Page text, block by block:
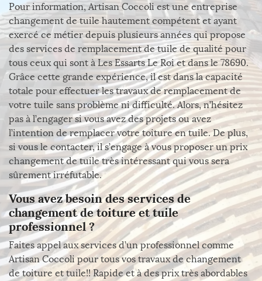
Pour information, Artisan Coccoli est une entreprise
changement de tuile hautement compétent et ayant
exercé ce métier depuis plusieurs années qui propose
des services de remplacement de tuile de qualité pour
tous ceux qui sont à Les Essarts Le Roi et dans le 78690.
Grâce cette grande expérience, il est dans la capacité
totale pour effectuer les travaux de remplacement de
votre tuile sans problème ni difficulté. Alors, n’hésitez
pas à l’engager si vous avez des projets ou avez
l’intention de remplacer votre toiture en tuile. De plus,
si vous le contacter, il s’engage à vous proposer un prix
changement de tuile très intéressant qui vous sera
sûrement irréfutable.
Vous avez besoin des services de
changement de toiture et tuile
professionnel ?
Faites appel aux services d’un professionnel comme
Artisan Coccoli pour tous vos travaux de changement
de toiture et tuile!! Rapide et à des prix très abordables